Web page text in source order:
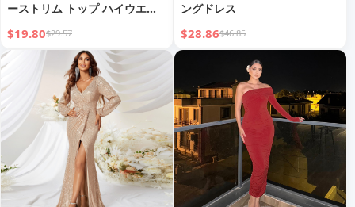
ーストリム トップ ハイウエス
ト スカート セット
$19.80$29.57
ングドレス
$28.86$46.85